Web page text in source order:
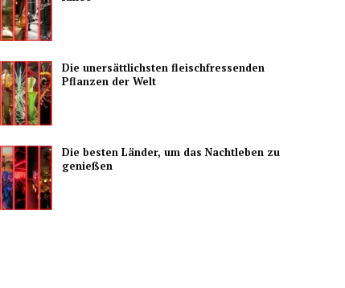
Die unersättlichsten fleischfressenden
Pflanzen der Welt
Die besten Länder, um das Nachtleben zu
genießen